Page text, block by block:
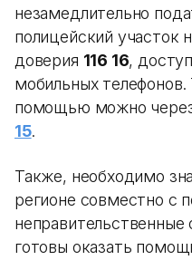
незамедлительно
полицейский участок
доверия 116 16,
мобильных
помощью можно
15.
Также, необходимо
регионе совместно с
неправительственные
готовы оказать